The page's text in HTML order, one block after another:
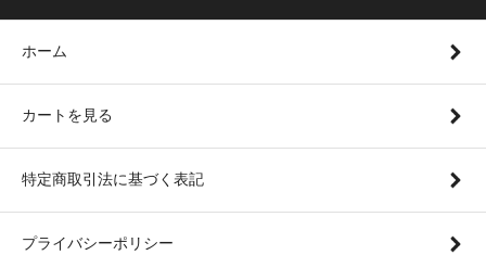
ホーム
カートを見る
特定商取引法に基づく表記
プライバシーポリシー